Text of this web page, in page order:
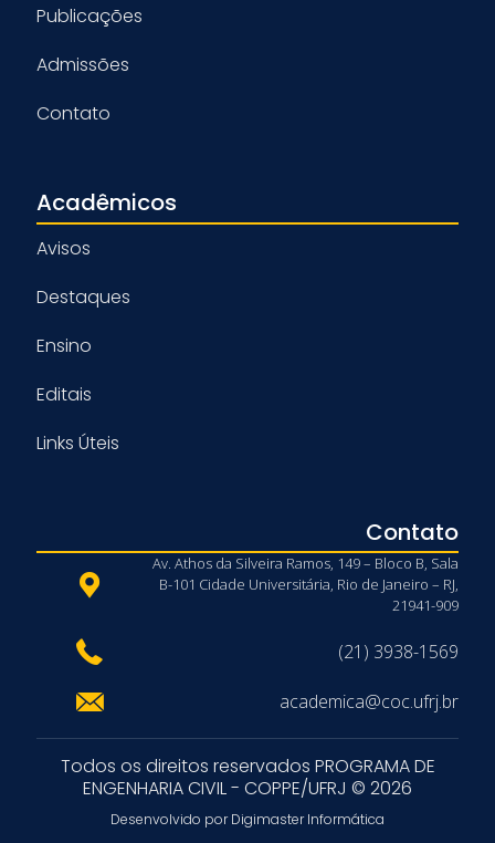
Publicações
Admissões
Contato
Acadêmicos
Avisos
Destaques
Ensino
Editais
Links Úteis
Contato
Av. Athos da Silveira Ramos, 149 – Bloco B, Sala
B-101 Cidade Universitária, Rio de Janeiro – RJ,
21941-909
(21) 3938-1569
academica@coc.ufrj.br
Todos os direitos reservados PROGRAMA DE
ENGENHARIA CIVIL - COPPE/UFRJ © 2026
Desenvolvido por Digimaster Informática